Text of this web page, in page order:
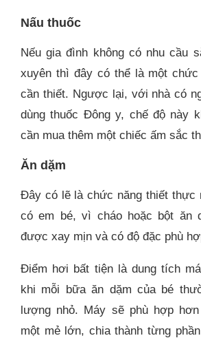
Nấu thuốc
Nếu gia đình không có nhu cầu
xuyên thì đây có thể là một chức
cần thiết. Ngược lại, với nhà có
dùng thuốc Đông y, chế độ này
cần mua thêm một chiếc ấm sắc
Ăn dặm
Đây có lẽ là chức năng thiết thực
có em bé, vì cháo hoặc bột ăn
được xay mịn và có độ đặc phù
Điểm hơi bất tiện là dung tích
khi mỗi bữa ăn dặm của bé
lượng nhỏ. Máy sẽ phù hợp
một mẻ lớn, chia thành từng